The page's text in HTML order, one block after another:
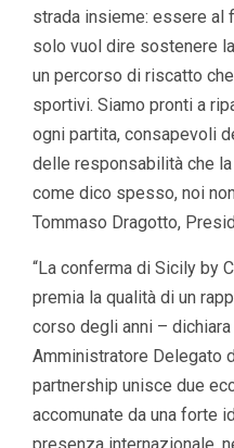
strada insieme: essere al
solo vuol dire sostenere
un percorso di riscatto
sportivi. Siamo pronti a
ogni partita, consapevoli
delle responsabilità che
come dico spesso, noi
Tommaso Dragotto,
“La conferma di Sicily by
premia la qualità di un
corso degli anni – dichiara
Amministratore Delegato
partnership unisce due
accomunate da una forte